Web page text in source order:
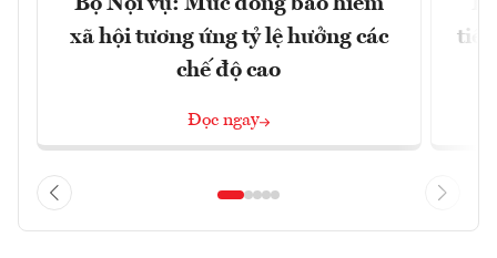
xã hội tương ứng tỷ lệ hưởng các
chế độ cao
Đọc ngay